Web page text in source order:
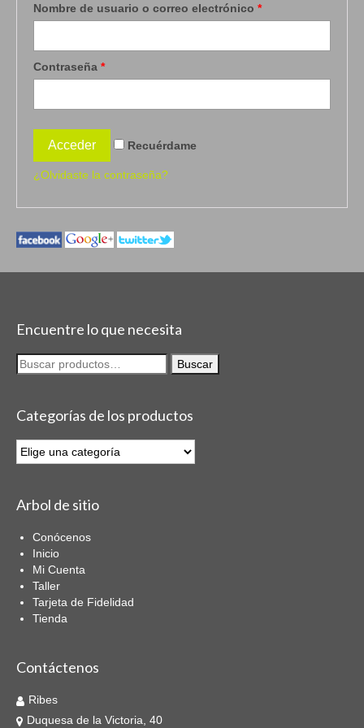
Camareras
Carros Verduleros
Centros de Mesa
Especieros
Hervidores
Ollas a Presión
Paragüeria
SRA Largo
Caballero Largo
Cuchillos Profesionales
Nombre de usuario o correo electrónico *
Contraseña *
Recuérdame
¿Olvidaste la contraseña?
Encuentre lo que necesita
Buscar
por:
Categorías de los productos
Arbol de sitio
Conócenos
Inicio
Mi Cuenta
Taller
Tarjeta de Fidelidad
Tienda
Contáctenos
Ribes
Duquesa de la Victoria, 40